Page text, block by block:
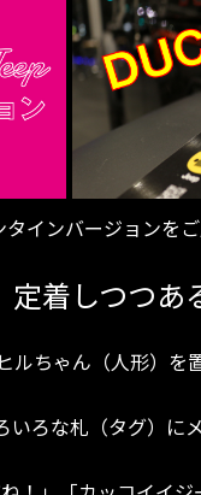
インバージョンをご
着しつつあ
ルちゃん（人形）を
ろな札（タグ）に